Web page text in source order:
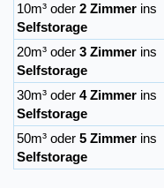
10m³ oder 2 Zimmer ins
Selfstorage
20m³ oder 3 Zimmer ins
Selfstorage
30m³ oder 4 Zimmer ins
Selfstorage
50m³ oder 5 Zimmer ins
Selfstorage